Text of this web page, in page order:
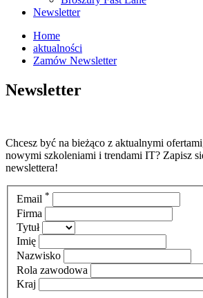
Newsletter
Home
aktualności
Zamów Newsletter
Newsletter
Chcesz być na bieżąco z aktualnymi
nowymi szkoleniami i trendami IT? Zapisz
newslettera!
Email *
Firma
Tytuł
Imię
Nazwisko
Rola zawodowa
Kraj